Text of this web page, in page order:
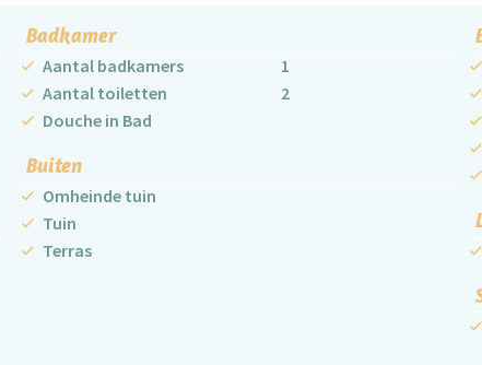
Badkamer
Aantal badkamers
1
Aantal toiletten
2
Douche in Bad
Buiten
Omheinde tuin
Tuin
Terras